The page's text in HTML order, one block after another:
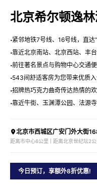
北京希尔顿逸
紧邻地铁7号线、16号线，直
靠近北京南站、北京西站、丰
前往著名景点与购物中心交通便
543间舒适客房为您带来优质
招牌热巧克力曲奇传达热情的
靠近牛街、玉渊潭公园、法源
北京市西城区广安门外大街
距离市中心6公里 | 距离北京世纪坛2
今日预订，享额外8折优惠!